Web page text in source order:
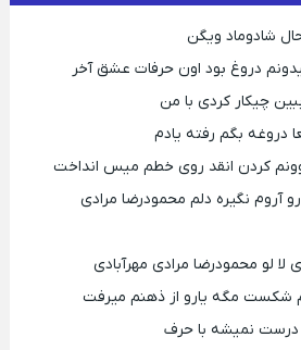
شادوماد ویگن
دروغ بود اون حرفات عشق آخر
چیکار کردی با من
دروغه بگم رفته یادم
کردن انقد روی خطم میس انداخت
آروم نگیره دلم محمودرضا مرادی
لا لو محمودرضا مرادی مهرآبادی
شکست مگه یارو از ذهنم میرفت
درست نمیشه با حرف